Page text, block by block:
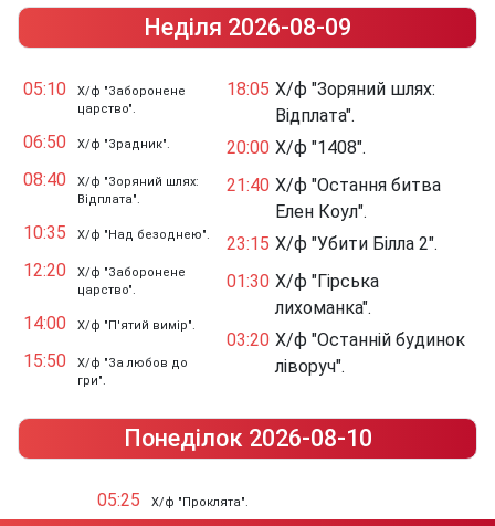
Неділя 2026-08-09
05:10
Х/ф "Заборонене
царство".
06:50 Х/ф "Зрадник".
08:40
Х/ф "Зоряний шлях:
Відплата".
10:35 Х/ф "Над безоднею".
12:20
Х/ф "Заборонене
царство".
14:00 Х/ф "П'ятий вимір".
15:50
Х/ф "За любов до
гри".
18:05 Х/ф "Зоряний шлях:
Відплата".
20:00 Х/ф "1408".
21:40 Х/ф "Остання битва
Елен Коул".
23:15 Х/ф "Убити Білла 2".
01:30 Х/ф "Гірська
лихоманка".
03:20 Х/ф "Останній будинок
ліворуч".
Понеділок 2026-08-10
05:25 Х/ф "Проклята".